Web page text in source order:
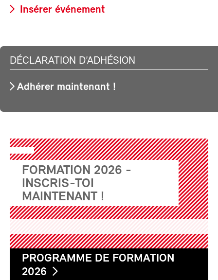
Insérer événement
DÉCLARATION D’ADHÉSION
Adhérer maintenant !
FORMATION 2026 -
INSCRIS-TOI
MAINTENANT !
PROGRAMME DE FORMATION
2026